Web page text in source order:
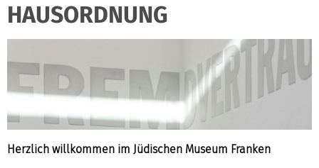
HAUSORDNUNG
Herzlich willkommen im Jüdischen Museum Franken